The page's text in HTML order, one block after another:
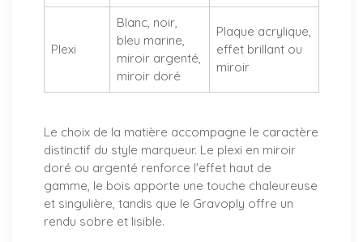
Plexi
Blanc, noir,
bleu marine,
miroir argenté,
miroir doré
Plaque acrylique,
effet brillant ou
miroir
Le choix de la matière accompagne le caractère
distinctif du style marqueur. Le plexi en miroir
doré ou argenté renforce l'effet haut de
gamme, le bois apporte une touche chaleureuse
et singulière, tandis que le Gravoply offre un
rendu sobre et lisible.